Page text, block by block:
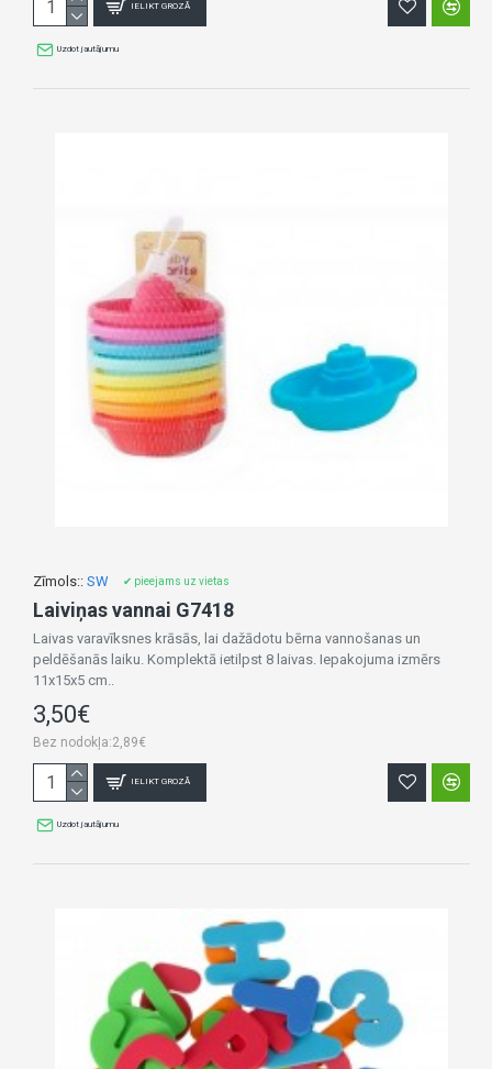
IELIKT GROZĀ
Uzdot jautājumu
Zīmols:: SW ✔ pieejams uz vietas
Laiviņas vannai G7418
Laivas varavīksnes krāsās, lai dažādotu bērna vannošanas un
peldēšanās laiku. Komplektā ietilpst 8 laivas. Iepakojuma izmērs
11x15x5 cm..
3,50€
Bez nodokļa:2,89€
IELIKT GROZĀ
Uzdot jautājumu